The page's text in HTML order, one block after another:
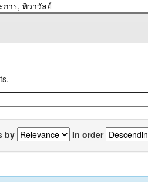
by In order